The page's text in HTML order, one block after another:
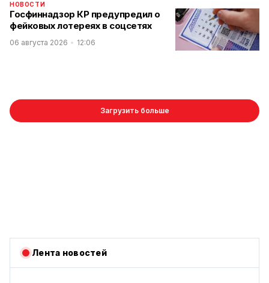
НОВОСТИ
Госфиннадзор КР предупредил о
фейковых лотереях в соцсетях
06 августа 2026 12:06
Загрузить больше
Лента новостей